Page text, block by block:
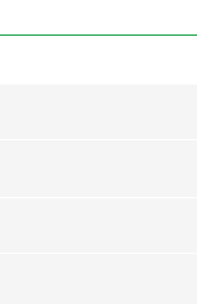
ル
部門が大切にしていること
式通販